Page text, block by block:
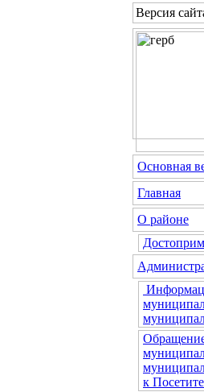
Версия
Основная
Главная
О районе
к